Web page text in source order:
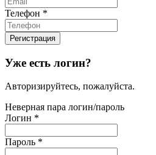
Телефон *
Уже есть логин?
Авторизируйтесь, пожалуйста.
Неверная пара логин/пароль
Логин *
Пароль *